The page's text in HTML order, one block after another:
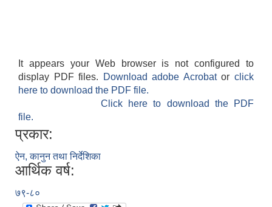
It appears your Web browser is not configured to
display PDF files.
Download adobe Acrobatorclick
here to download the PDF file.
Click here to download the PDF
file.
प्रकार:
ऐन, कानुन तथा निर्देशिका
आर्थिक वर्ष:
७९-८०